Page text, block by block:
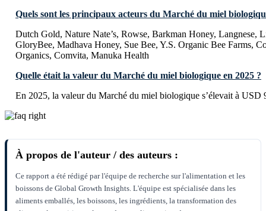
Quels sont les principaux acteurs du Marché du miel
Dutch Gold, Nature Nate’s, Rowse, Barkman Honey, Langnese,
GloryBee, Madhava Honey, Sue Bee, Y.S. Organic Bee Farms,
Organics, Comvita, Manuka Health
Quelle était la valeur du Marché du miel biologique en 2025 ?
En 2025, la valeur du Marché du miel biologique s’élevait à
À propos de l'auteur / des auteurs :
Ce rapport a été rédigé par l'équipe de recherche sur l'alimentation et les
boissons de Global Growth Insights. L'équipe est spécialisée dans les
aliments emballés, les boissons, les ingrédients, la transformation des